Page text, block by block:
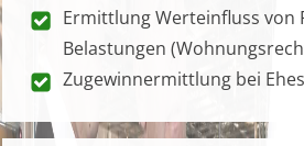
Ermittlung Werteinfluss von
Belastungen
Zugewinnermittlung bei